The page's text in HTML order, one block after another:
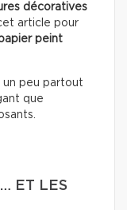
décoratives
article pour
peint
un peu partout
que
ET LES